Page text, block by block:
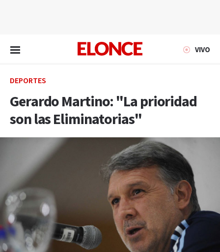
VIVO
DEPORTES
Gerardo Martino: "La prioridad
son las Eliminatorias"